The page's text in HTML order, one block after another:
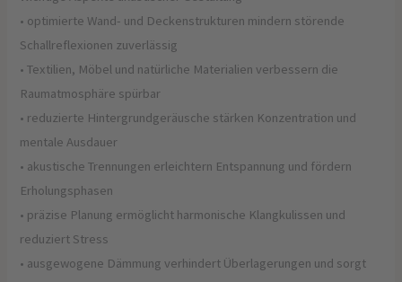
• optimierte Wand- und Deckenstrukturen mindern störende
Schallreflexionen zuverlässig
• Textilien, Möbel und natürliche Materialien verbessern die
Raumatmosphäre spürbar
• reduzierte Hintergrundgeräusche stärken Konzentration und
mentale Ausdauer
• akustische Trennungen erleichtern Entspannung und fördern
Erholungsphasen
• präzise Planung ermöglicht harmonische Klangkulissen und
reduziert Stress
• ausgewogene Dämmung verhindert Überlagerungen und sorgt